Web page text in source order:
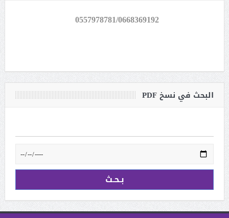
0557978781/0668369192
البحث في نسخ PDF